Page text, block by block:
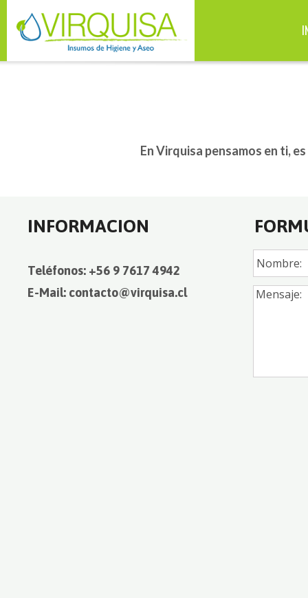
En Virquisa pensamos en ti,
Teléfonos: +56 9 7617 4942
E-Mail: contacto@virquisa.cl
INFORMACION